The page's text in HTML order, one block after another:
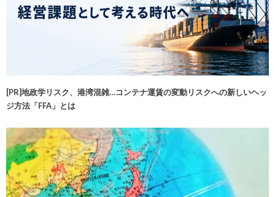
[PR]地政学リスク、港湾混雑…コンテナ運賃の変動リスクへの新しいヘッ
ジ方法「FFA」とは